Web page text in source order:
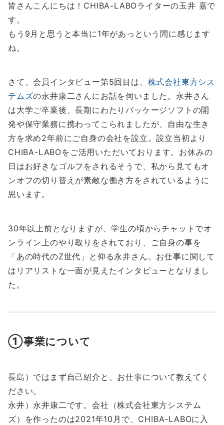
皆さんこんにちは！CHIBA-LABOライターの玉井 嘉で
す。
もう9月と思うと本当に1年があっという間に感じます
ね。
さて、会員インタビュー第5回目は、 株式会社東方シス
テムズの永井康二さんにお話を伺いました。永井さん
は大学ご卒業後、長期にわたりパッケージソフトの開
発や保守業務に携わってこられましたが、自由な生き
方を求め2年前にご自身の会社を設立。設立当初より
CHIBA-LABOをご活用いただいております。お休みの
日はお好きなゴルフをされるそうで、私から見てもオ
ンオフの切り替えが素敵な働き方をされているように
思います。
30年以上前となりますが、学生の頃からチャットでオ
ンライン上のやり取りをされており、ご自身の事を
「あの時代のZ世代」と仰る永井さん。お仕事に関して
はリアリストな一面が見えたインタビューとなりまし
た。
①事業について
長島）ではまず自己紹介と、お仕事について教えてく
ださい。
永井）永井康二です。会社（株式会社東方システム
ズ）を作ったのは2021年10月で、CHIBA-LABOに入